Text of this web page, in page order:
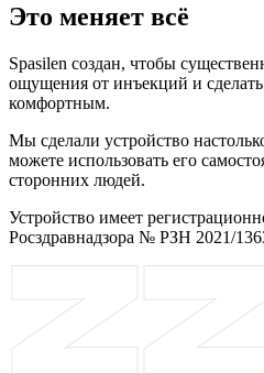
Это меняет всё
Spasilen создан, чтобы
ощущения от инъекций и сделать
комфортным.
Мы сделали устройство
можете использовать его
сторонних людей.
Устройство имеет
Росздравнадзора № РЗН 2021/